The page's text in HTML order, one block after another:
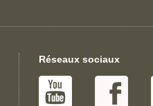
Réseaux sociaux